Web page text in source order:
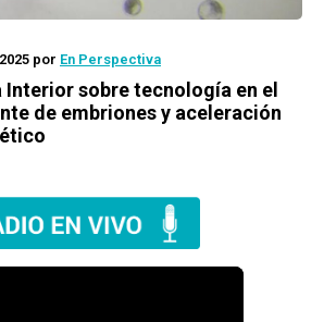
por En Perspectiva
Interior sobre tecnología en el
de embriones y aceleración